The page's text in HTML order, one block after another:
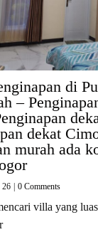
di
–
dekat
murah ada
26 0 Comments
villa yang